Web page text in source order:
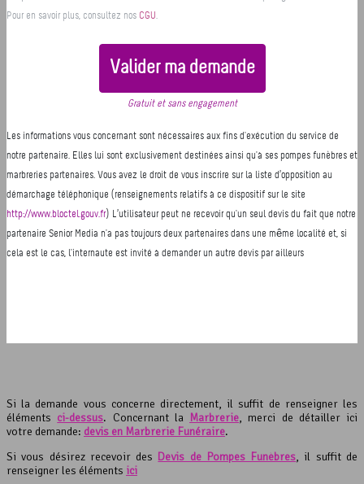
Si la demande vous concerne directement, il suffit de renseigner les
éléments ci-dessus. Concernant la Marbrerie, merci de détailler ici
votre demande: devis en Marbrerie Funéraire.
Si vous désirez recevoir des Devis de Pompes Funèbres, il suffit de
renseigner les éléments ici